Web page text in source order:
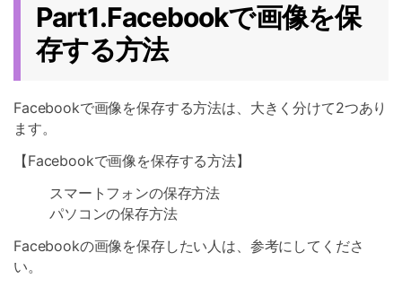
Part1.Facebookで画像を保
存する方法
Facebookで画像を保存する方法は、大きく分けて2つあり
ます。
【Facebookで画像を保存する方法】
スマートフォンの保存方法
パソコンの保存方法
Facebookの画像を保存したい人は、参考にしてくださ
い。